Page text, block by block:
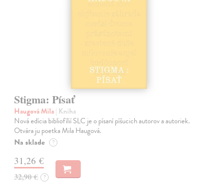
Stigma: Písať
Haugová Mila| Kniha
Nová edícia bibliofílií SLC je o písaní píšucich autorov a autoriek.
Otvára ju poetka Mila Haugová.
Na sklade ?
31,26 €
32,90 € ?